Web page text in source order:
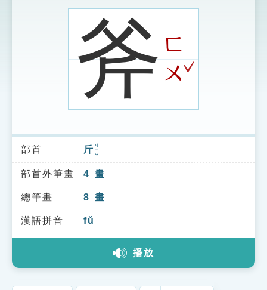
索引選單
知識索引
單字索引
生命大百科索引
教學應用
示
斧ㄈ
ㄨ ˇ
部首 斤 ㄐㄧㄣ
部首外筆畫 4 畫
總筆畫 8 畫
漢語拼音 fǔ
播放